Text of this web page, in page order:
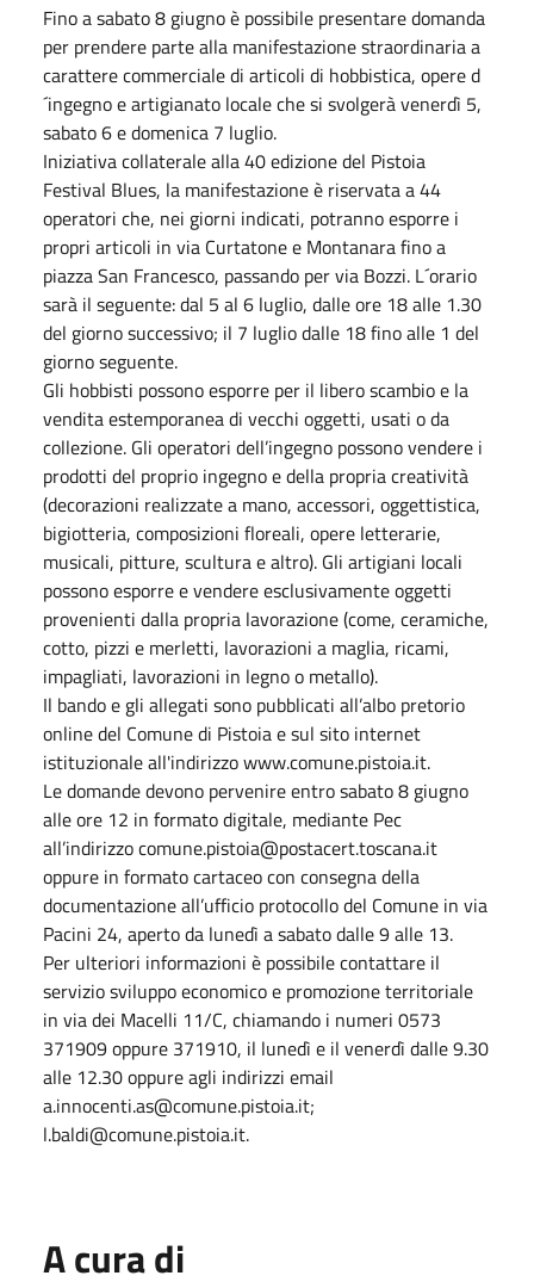
Fino a sabato 8 giugno è possibile presentare domanda
per prendere parte alla manifestazione straordinaria a
carattere commerciale di articoli di hobbistica, opere d
´ingegno e artigianato locale che si svolgerà venerdì 5,
sabato 6 e domenica 7 luglio.
Iniziativa collaterale alla 40 edizione del Pistoia
Festival Blues, la manifestazione è riservata a 44
operatori che, nei giorni indicati, potranno esporre i
propri articoli in via Curtatone e Montanara fino a
piazza San Francesco, passando per via Bozzi. L´orario
sarà il seguente: dal 5 al 6 luglio, dalle ore 18 alle 1.30
del giorno successivo; il 7 luglio dalle 18 fino alle 1 del
giorno seguente.
Gli hobbisti possono esporre per il libero scambio e la
vendita estemporanea di vecchi oggetti, usati o da
collezione. Gli operatori dell’ingegno possono vendere i
prodotti del proprio ingegno e della propria creatività
(decorazioni realizzate a mano, accessori, oggettistica,
bigiotteria, composizioni floreali, opere letterarie,
musicali, pitture, scultura e altro). Gli artigiani locali
possono esporre e vendere esclusivamente oggetti
provenienti dalla propria lavorazione (come, ceramiche,
cotto, pizzi e merletti, lavorazioni a maglia, ricami,
impagliati, lavorazioni in legno o metallo).
Il bando e gli allegati sono pubblicati all’albo pretorio
online del Comune di Pistoia e sul sito internet
istituzionale all'indirizzo www.comune.pistoia.it.
Le domande devono pervenire entro sabato 8 giugno
alle ore 12 in formato digitale, mediante Pec
all’indirizzo comune.pistoia@postacert.toscana.it
oppure in formato cartaceo con consegna della
documentazione all’ufficio protocollo del Comune in via
Pacini 24, aperto da lunedì a sabato dalle 9 alle 13.
Per ulteriori informazioni è possibile contattare il
servizio sviluppo economico e promozione territoriale
in via dei Macelli 11/C, chiamando i numeri 0573
371909 oppure 371910, il lunedì e il venerdì dalle 9.30
alle 12.30 oppure agli indirizzi email
a.innocenti.as@comune.pistoia.it;
l.baldi@comune.pistoia.it.
A cura di